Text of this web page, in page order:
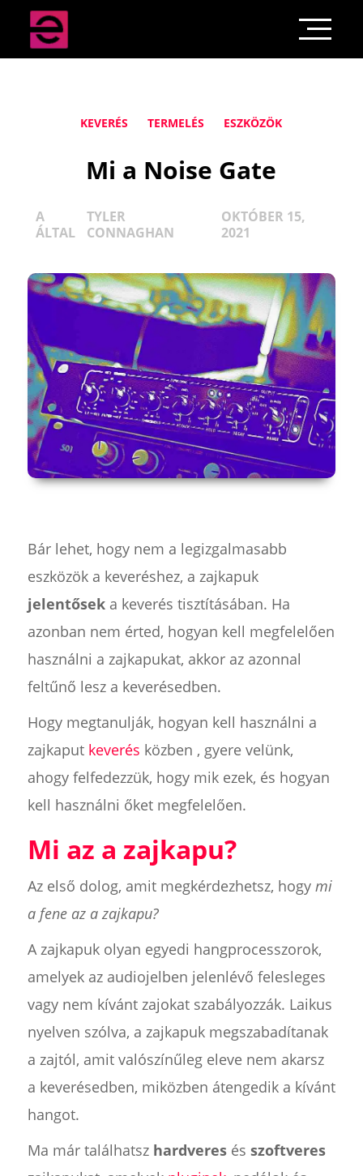
KEVERÉS TERMELÉS ESZKÖZÖK
Mi a Noise Gate
A
ÁLTAL
TYLER
CONNAGHAN
OKTÓBER 15,
2021
Bár lehet, hogy nem a legizgalmasabb
eszközök a keveréshez, a zajkapuk
jelentőseka keverés tisztításában. Ha
azonban nem érted, hogyan kell megfelelően
használni a zajkapukat, akkor az azonnal
feltűnő lesz a keverésedben.
Hogy megtanulják, hogyan kell használni a
zajkaput keverés közben , gyere velünk,
ahogy felfedezzük, hogy mik ezek, és hogyan
kell használni őket megfelelően.
Mi az a zajkapu?
Az első dolog, amit megkérdezhetsz, hogy mi
a fene az a zajkapu?
A zajkapuk olyan egyedi hangprocesszorok,
amelyek az audiojelben jelenlévő felesleges
vagy nem kívánt zajokat szabályozzák. Laikus
nyelven szólva, a zajkapuk megszabadítanak
a zajtól, amit valószínűleg eleve nem akarsz
a keverésedben, miközben átengedik a kívánt
hangot.
Ma már találhatsz hardveresés szoftveres